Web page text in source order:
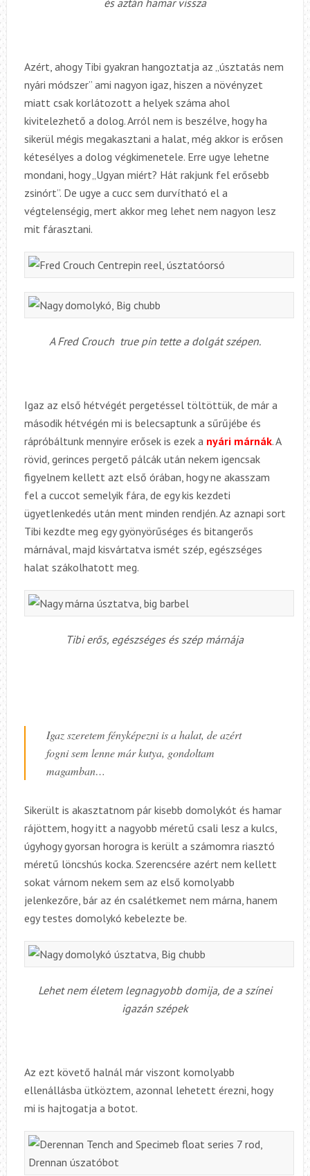
Azért, ahogy Tibi gyakran hangoztatja az „úsztatás nem
nyári módszer” ami nagyon igaz, hiszen a növényzet
miatt csak korlátozott a helyek száma ahol
kivitelezhető a dolog. Arról nem is beszélve, hogy ha
sikerül mégis megakasztani a halat, még akkor is erősen
kétesélyes a dolog végkimenetele. Erre ugye lehetne
mondani, hogy „Ugyan miért? Hát rakjunk fel erősebb
zsinórt”. De ugye a cucc sem durvítható el a
végtelenségig, mert akkor meg lehet nem nagyon lesz
mit fárasztani.
A Fred Crouch true pin tette a dolgát szépen.
Igaz az első hétvégét pergetéssel töltöttük, de már a
második hétvégén mi is belecsaptunk a sűrűjébe és
rápróbáltunk mennyire erősek is ezek a nyári márnák. A
rövid, gerinces pergető pálcák után nekem igencsak
figyelnem kellett azt első órában, hogy ne akasszam
fel a cuccot semelyik fára, de egy kis kezdeti
ügyetlenkedés után ment minden rendjén. Az aznapi sort
Tibi kezdte meg egy gyönyörűséges és bitangerős
márnával, majd kisvártatva ismét szép, egészséges
halat szákolhatott meg.
Tibi erős, egészséges és szép márnája
Igaz szeretem fényképezni is a halat, de azért
fogni sem lenne már kutya, gondoltam
magamban…
Sikerült is akasztatnom pár kisebb domolykót és hamar
rájöttem, hogy itt a nagyobb méretű csali lesz a kulcs,
úgyhogy gyorsan horogra is került a számomra riasztó
méretű löncshús kocka. Szerencsére azért nem kellett
sokat várnom nekem sem az első komolyabb
jelenkezőre, bár az én csalétkemet nem márna, hanem
egy testes domolykó kebelezte be.
Lehet nem életem legnagyobb domija, de a színei
igazán szépek
Az ezt követő halnál már viszont komolyabb
ellenállásba ütköztem, azonnal lehetett érezni, hogy
mi is hajtogatja a botot.